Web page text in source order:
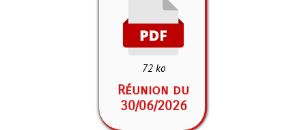
72 ko
Réunion du
30/06/2026